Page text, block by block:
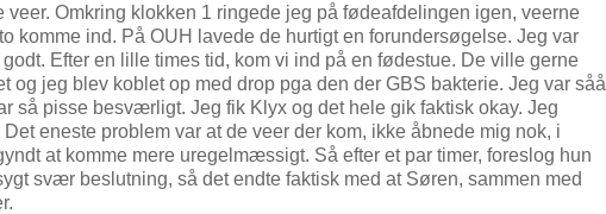
Omkring klokken 1 ringede jeg på fødeafdelingen igen, veerne
komme ind. På OUH lavede de hurtigt en forundersøgelse. Jeg var
Efter en lille times tid, kom vi ind på en fødestue. De ville gerne
jeg blev koblet op med drop pga den der GBS bakterie. Jeg var såå
så pisse besværligt. Jeg fik Klyx og det hele gik faktisk okay. Jeg
eneste problem var at de veer der kom, ikke åbnede mig nok, i
at komme mere uregelmæssigt. Så efter et par timer, foreslog hun
svær beslutning, så det endte faktisk med at Søren, sammen med